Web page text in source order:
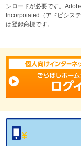
ンロードが必要です。
Incorporated（アドビシス
は登録商標です。